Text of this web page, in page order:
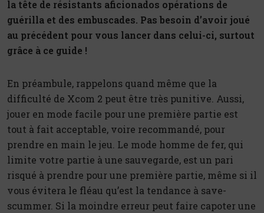
la tête de résistants aficionados opérations de
guérilla et des embuscades. Pas besoin d’avoir joué
au précédent pour vous lancer dans celui-ci, surtout
grâce à ce guide !
En préambule, rappelons quand même que la
difficulté de Xcom 2 peut être très punitive. Aussi,
jouer en mode facile pour une première partie est
tout à fait acceptable, voire recommandé, pour
prendre en main le jeu. Le mode homme de fer, qui
limite votre partie à une sauvegarde, est un pari
risqué à prendre pour une première partie, même si il
vous évitera le fléau qu’est la tendance à save-
scummer. Si la moindre erreur peut faire capoter une